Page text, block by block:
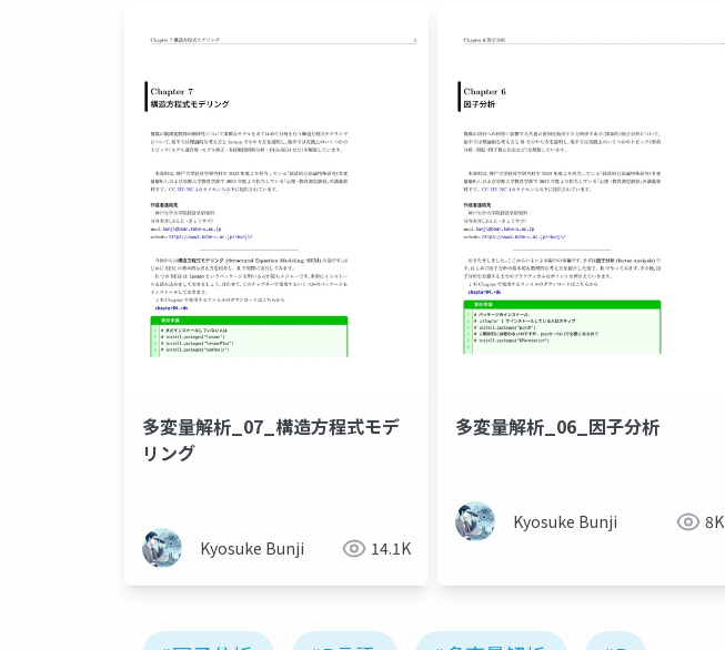
多変量解析_07_構造方程式モデ
リング
Kyosuke Bunji 14.1K
多変量解析_06_因子分析
Kyosuke Bunji 8K